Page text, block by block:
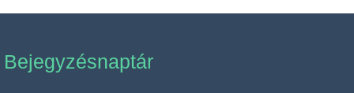
Bejegyzésnaptár